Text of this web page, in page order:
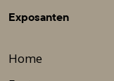
Exposanten
Home